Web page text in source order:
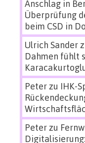
Anschlag in
Überprüfung
beim CSD in
Ulrich Sander
Dahmen fühlt
Peterzu IHK-
Peterzu